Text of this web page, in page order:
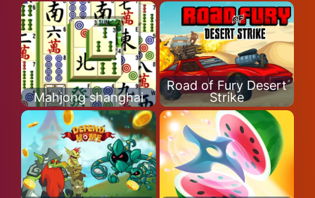
Mahjong shanghai
Road of Fury Desert
Strike